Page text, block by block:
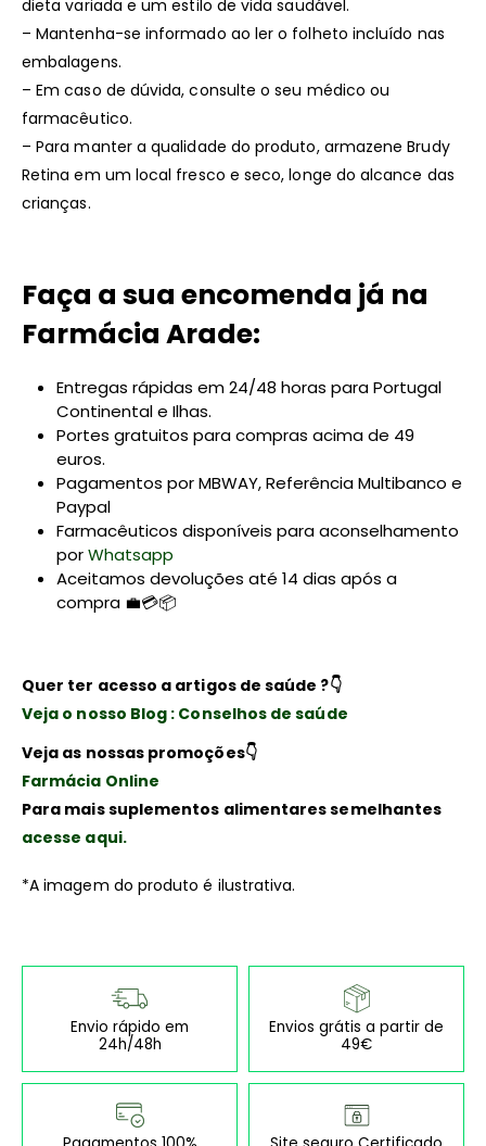
dieta variada e um estilo de vida saudável.
– Mantenha-se informado ao ler o folheto incluído nas
embalagens.
– Em caso de dúvida, consulte o seu médico ou
farmacêutico.
– Para manter a qualidade do produto, armazene Brudy
Retina em um local fresco e seco, longe do alcance das
crianças.
Faça a sua encomenda já na
Farmácia Arade:
Entregas rápidas em 24/48 horas para Portugal
Continental e Ilhas.
Portes gratuitos para compras acima de 49
euros.
Pagamentos por MBWAY, Referência Multibanco e
Paypal
Farmacêuticos disponíveis para aconselhamento
porWhatsapp
Aceitamos devoluções até 14 dias após a
compra 💼💳📦
Quer ter acesso a artigos de saúde ?👇
Veja o nosso Blog : Conselhos de saúde
Veja as nossas promoções👇
Farmácia Online
Para mais suplementos alimentares semelhantes
acesse aqui.
*A imagem do produto é ilustrativa.
Envio rápido em
24h/48h
Envios grátis a partir de
49€